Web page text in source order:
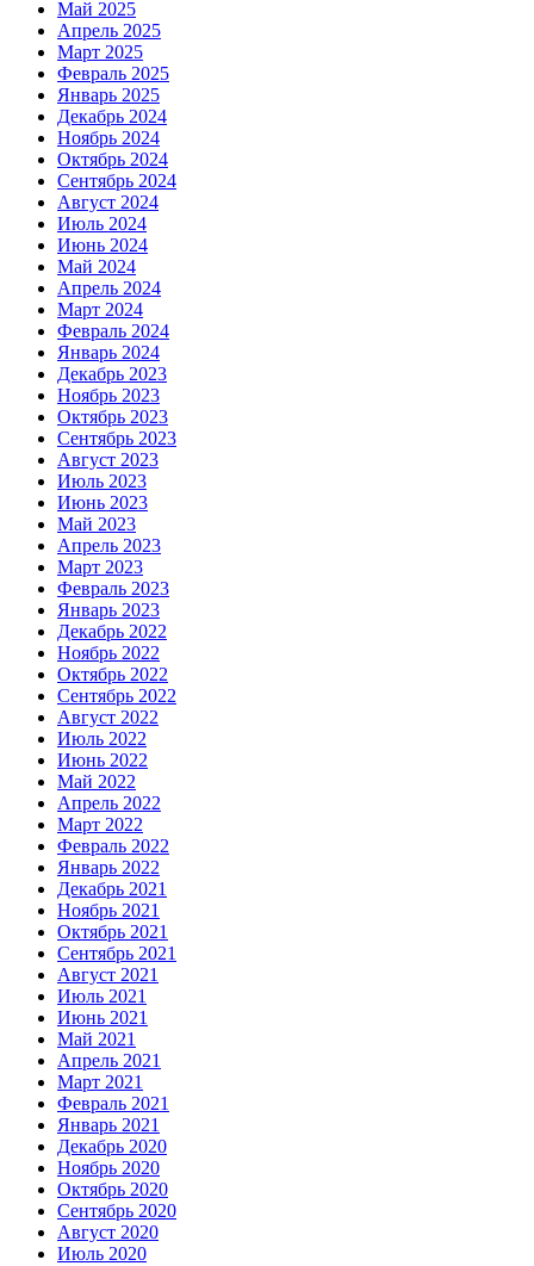
Май 2025
Апрель 2025
Март 2025
Февраль 2025
Январь 2025
Декабрь 2024
Ноябрь 2024
Октябрь 2024
Сентябрь 2024
Август 2024
Июль 2024
Июнь 2024
Май 2024
Апрель 2024
Март 2024
Февраль 2024
Январь 2024
Декабрь 2023
Ноябрь 2023
Октябрь 2023
Сентябрь 2023
Август 2023
Июль 2023
Июнь 2023
Май 2023
Апрель 2023
Март 2023
Февраль 2023
Январь 2023
Декабрь 2022
Ноябрь 2022
Октябрь 2022
Сентябрь 2022
Август 2022
Июль 2022
Июнь 2022
Май 2022
Апрель 2022
Март 2022
Февраль 2022
Январь 2022
Декабрь 2021
Ноябрь 2021
Октябрь 2021
Сентябрь 2021
Август 2021
Июль 2021
Июнь 2021
Май 2021
Апрель 2021
Март 2021
Февраль 2021
Январь 2021
Декабрь 2020
Ноябрь 2020
Октябрь 2020
Сентябрь 2020
Август 2020
Июль 2020